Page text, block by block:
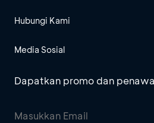
Hubungi Kami
Media Sosial
Dapatkan promo dan